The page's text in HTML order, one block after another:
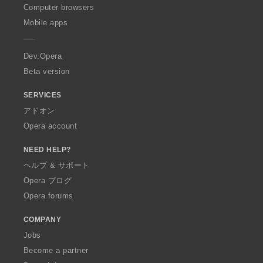
O
p
a
Computer browsers
Mobile apps
Dev.Opera
Beta version
SERVICES
アドオン
Opera account
NEED HELP?
ヘルプ & サポート
Opera ブログ
Opera forums
COMPANY
Jobs
Become a partner